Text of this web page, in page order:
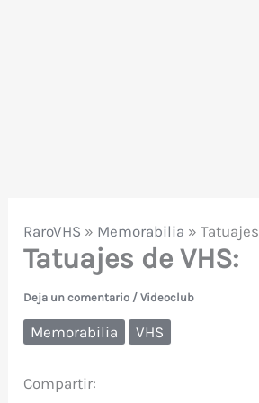
RaroVHS » Memorabilia »
Tatuajes de VHS:
Deja un comentario /Videoclub
Memorabilia VHS
Compartir: